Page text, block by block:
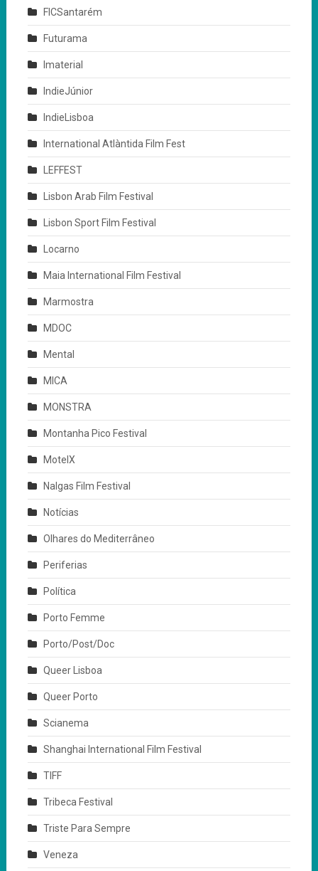
FICSantarém
Futurama
Imaterial
IndieJúnior
IndieLisboa
International Atlàntida Film Fest
LEFFEST
Lisbon Arab Film Festival
Lisbon Sport Film Festival
Locarno
Maia International Film Festival
Marmostra
MDOC
Mental
MICA
MONSTRA
Montanha Pico Festival
MotelX
Nalgas Film Festival
Notícias
Olhares do Mediterrâneo
Periferias
Política
Porto Femme
Porto/Post/Doc
Queer Lisboa
Queer Porto
Scianema
Shanghai International Film Festival
TIFF
Tribeca Festival
Triste Para Sempre
Veneza